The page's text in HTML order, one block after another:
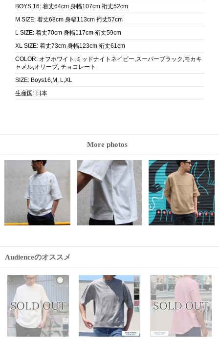
BOYS 16: 着丈64cm 身幅107cm 裄丈52cm
M SIZE: 着丈68cm 身幅113cm 裄丈57cm
L SIZE: 着丈70cm 身幅117cm 裄丈59cm
XL SIZE: 着丈73cm 身幅123cm 裄丈61cm
COLOR: オフホワイト,ミッドナイトネイビー,スーパーブラック,モカキ
ャメル,オリーブ, チョコレート
SIZE: Boys16,M, L,XL
生産国 : 日本
More photos
Audienceのオススメ